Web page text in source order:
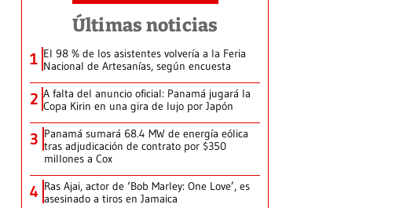
Últimas noticias
1 El 98 % de los asistentes volvería a la Feria
Nacional de Artesanías, según encuesta
2 A falta del anuncio oficial: Panamá jugará la
Copa Kirin en una gira de lujo por Japón
3 Panamá sumará 68.4 MW de energía eólica
tras adjudicación de contrato por $350
millones a Cox
4 Ras Ajai, actor de ‘Bob Marley: One Love’, es
asesinado a tiros en Jamaica